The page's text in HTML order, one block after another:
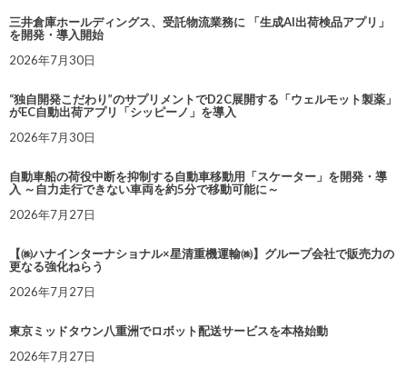
三井倉庫ホールディングス、受託物流業務に 「生成AI出荷検品アプリ」
を開発・導入開始
2026年7月30日
“独自開発こだわり”のサプリメントでD2C展開する「ウェルモット製薬」
がEC自動出荷アプリ「シッピーノ」を導入
2026年7月30日
自動車船の荷役中断を抑制する自動車移動用「スケーター」を開発・導
入 ～自力走行できない車両を約5分で移動可能に～
2026年7月27日
【㈱ハナインターナショナル×星清重機運輸㈱】グループ会社で販売力の
更なる強化ねらう
2026年7月27日
東京ミッドタウン八重洲でロボット配送サービスを本格始動
2026年7月27日